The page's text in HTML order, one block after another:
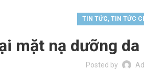
TIN TỨC, TIN TỨC
mặt nạ dưỡng
Posted by